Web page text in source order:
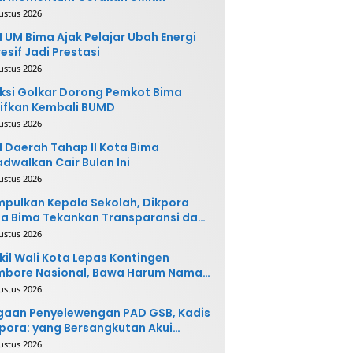
2026
UM Bima Ajak Pelajar Ubah Energi
Jadi Prestasi
2026
Golkar Dorong Pemkot Bima
Kembali BUMD
2026
Daerah Tahap II Kota Bima
Cair Bulan Ini
2026
Kepala Sekolah, Dikpora
Bima Tekankan Transparansi dan
2026
Wali Kota Lepas Kontingen
Nasional, Bawa Harum Nama
Bima
2026
Penyelewengan PAD GSB, Kadis
yang Bersangkutan Akui
dan Siap
2026